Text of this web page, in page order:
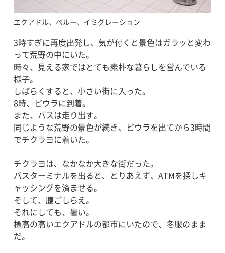
エクアドル、ペルー、イミグレーション
3時すぎに再度出発し、気が付くと景色はガラッと変わ
って荒野の中にいた。
時々、見える家ではとても素朴な暮らしを営んでいる
様子。
しばらくすると、小さい街に入った。
8時、ピウラに到着。
また、バスは走り出す。
同じような荒野の景色が続き、ピウラを出てから3時間
でチクラヨに着いた。
チクラヨは、なかなか大きな街だった。
バスターミナルを出ると、とりあえず、ATMを探しキ
ャッシングを済ませる。
そして、腹ごしらえ。
それにしても、暑い。
標高の高いエクアドルの都市にいたので、冬服のまま
だ。